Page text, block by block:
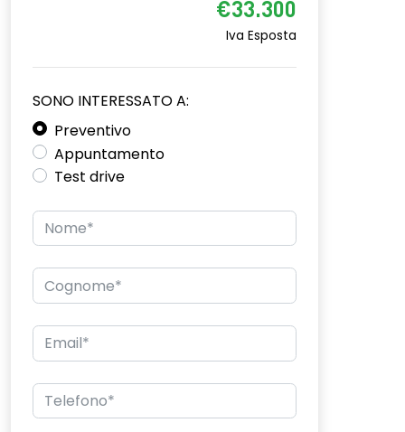
€33.300
Iva Esposta
SONO INTERESSATO A:
Preventivo
Appuntamento
Test drive